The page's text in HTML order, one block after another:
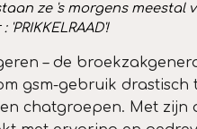
ze 's morgens meestal
' PRIKKELRAAD'!
– de
gsm-gebruik drastisch
chatgroepen. Met zijn